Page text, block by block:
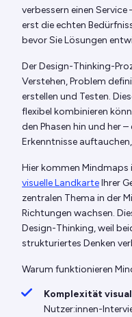
verbessern einen
erst die echten
bevor Sie Lösungen
Der Design-Thinking-
Verstehen, Problem
erstellen und Testen.
flexibel kombinieren
den Phasen hin und her
Erkenntnisse
Hier kommen Mindmaps
visuelle LandkarteIhrer
zentralen Thema in der
Richtungen wachsen.
Design-Thinking, weil
strukturiertes Denken
Warum funktionieren
Komplexität
Nutzer:innen-